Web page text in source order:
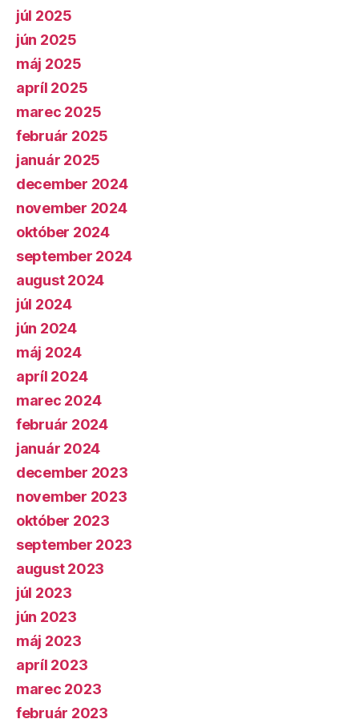
júl 2025
jún 2025
máj 2025
apríl 2025
marec 2025
február 2025
január 2025
december 2024
november 2024
október 2024
september 2024
august 2024
júl 2024
jún 2024
máj 2024
apríl 2024
marec 2024
február 2024
január 2024
december 2023
november 2023
október 2023
september 2023
august 2023
júl 2023
jún 2023
máj 2023
apríl 2023
marec 2023
február 2023